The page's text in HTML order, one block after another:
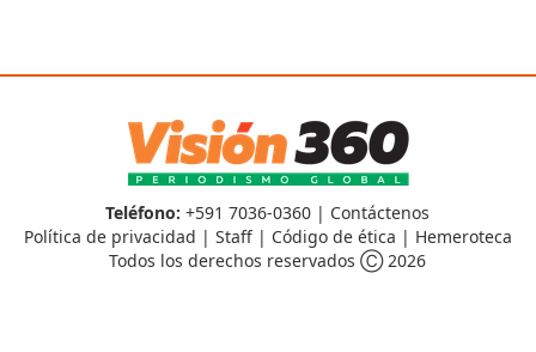
Teléfono: +591 7036-0360 | Contáctenos
Política de privacidad | Staff| Código de ética | Hemeroteca
Todos los derechos reservados Ⓒ 2026